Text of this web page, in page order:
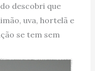
descobri que
uva, hortelã e
se tem sem